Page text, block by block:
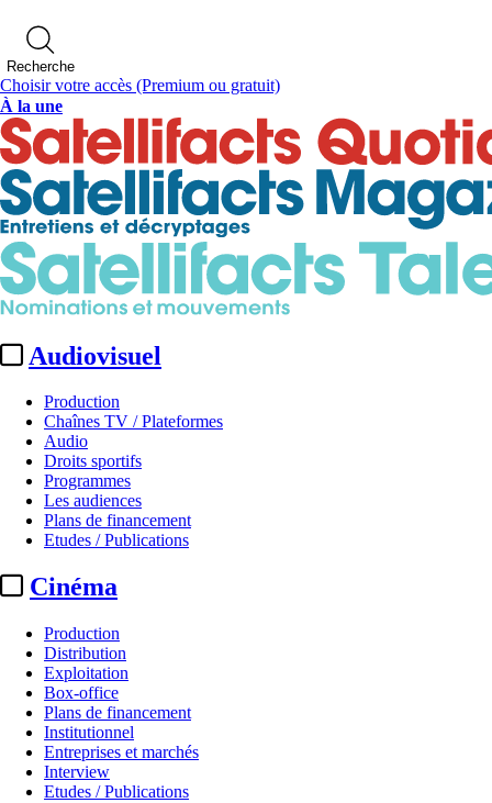
Recherche
Choisir votre accès (Premium ou gratuit)
À la une
Audiovisuel
Production
Chaînes TV / Plateformes
Audio
Droits sportifs
Programmes
Les audiences
Plans de financement
Etudes / Publications
Cinéma
Production
Distribution
Exploitation
Box-office
Plans de financement
Institutionnel
Entreprises et marchés
Interview
Etudes / Publications